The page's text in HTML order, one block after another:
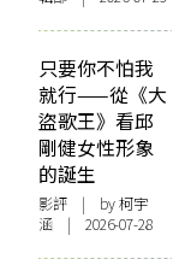
只要你不怕我
就行——從《大
盜歌王》看邱
剛健女性形象
的誕生
影評 | by 柯宇
涵 | 2026-07-28